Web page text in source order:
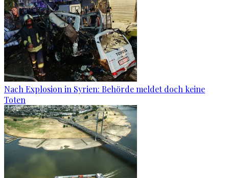
Nach Explosion in Syrien: Behörde meldet doch keine
Toten